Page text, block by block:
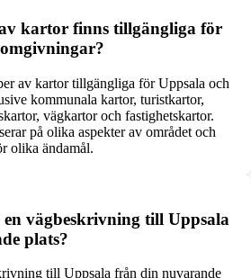
kartor finns tillgängliga för
av kartor tillgängliga för Uppsala och
kommunala kartor, turistkartor,
vägkartor och fastighetskartor.
på olika aspekter av området och
olika ändamål.
vägbeskrivning till Uppsala
plats?
till Uppsala från din nuvarande